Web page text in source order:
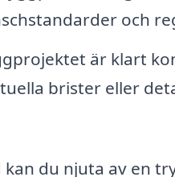
och
är klart
brister eller
du njuta av en